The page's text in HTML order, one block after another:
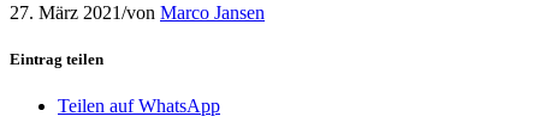
27. März 2021/von Marco Jansen
Eintrag teilen
Teilen auf WhatsApp